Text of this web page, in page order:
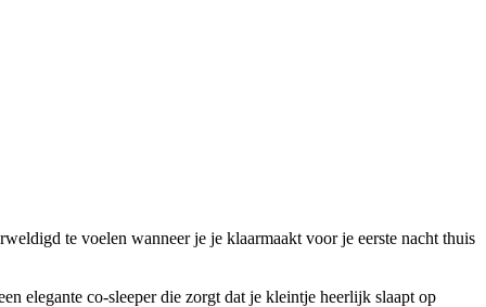
te voelen wanneer je je klaarmaakt voor je eerste nacht thuis
elegante co-sleeper die zorgt dat je kleintje heerlijk slaapt op